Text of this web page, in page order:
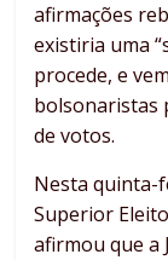
afirmações
existiria uma
procede, e
bolsonaristas
de votos.
Nesta quinta-
Superior
afirmou que a